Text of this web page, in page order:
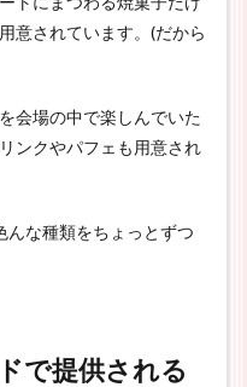
意されています。(だから
会場の中で楽しんでいた
ンクやパフェも用意され
んな種類をちょっとずつ
で提供される